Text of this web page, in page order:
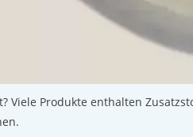
Viele Produkte enthalten